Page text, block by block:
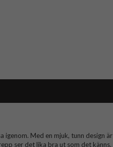
igenom. Med en mjuk, tunn design är
ser det lika bra ut som det känns.